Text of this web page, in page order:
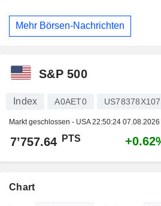
Mehr Börsen-Nachrichten
S&P 500
Index A0AET0
Markt geschlossen - USA22:50:24 07.08.2026
7’757.64 PTS
Chart